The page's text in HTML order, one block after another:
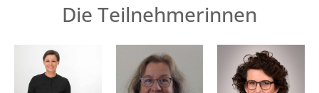
Die Teilnehmerinnen